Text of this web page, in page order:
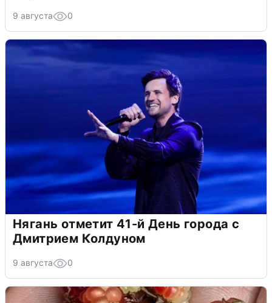
9 августа 0
Нягань отметит 41-й День города с
Дмитрием Колдуном
9 августа 0